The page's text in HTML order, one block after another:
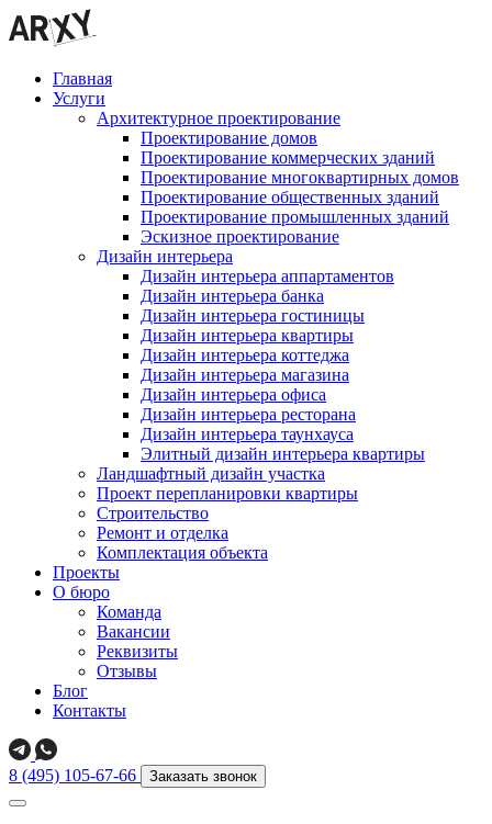
Главная
Услуги
Архитектурное проектирование
Проектирование домов
Проектирование коммерческих зданий
Проектирование многоквартирных домов
Проектирование общественных зданий
Проектирование промышленных зданий
Эскизное проектирование
Дизайн интерьера
Дизайн интерьера аппартаментов
Дизайн интерьера банка
Дизайн интерьера гостиницы
Дизайн интерьера квартиры
Дизайн интерьера коттеджа
Дизайн интерьера магазина
Дизайн интерьера офиса
Дизайн интерьера ресторана
Дизайн интерьера таунхауса
Элитный дизайн интерьера квартиры
Ландшафтный дизайн участка
Проект перепланировки квартиры
Строительство
Ремонт и отделка
Комплектация объекта
Проекты
О бюро
Команда
Вакансии
Реквизиты
Отзывы
Блог
Контакты
8 (495) 105-67-66 Заказать звонок